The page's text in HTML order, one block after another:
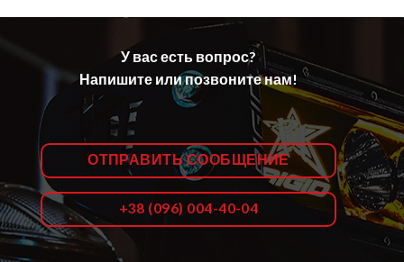
У вас есть вопрос?
Напишите или позвоните нам!
ОТПРАВИТЬ СООБЩЕНИЕ
+38 (096) 004-40-04